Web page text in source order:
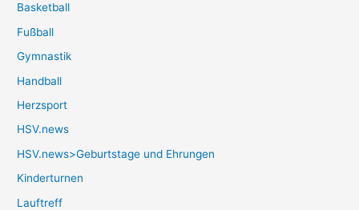
Basketball
Fußball
Gymnastik
Handball
Herzsport
HSV.news
HSV.news>Geburtstage und Ehrungen
Kinderturnen
Lauftreff